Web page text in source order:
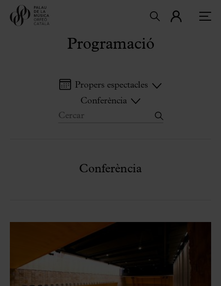
Programació
Propers espectacles
Conferència
Conferència